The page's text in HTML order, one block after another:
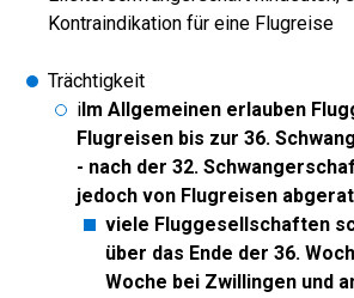
Kontraindikation für eine Flugreise
Trächtigkeit
iIm Allgemeinen erlauben
Flugreisen bis zur 36.
- nach der 32.
jedoch von Flugreisen
viele Fluggesellschaften
über das Ende der 36.
Woche bei Zwillingen und